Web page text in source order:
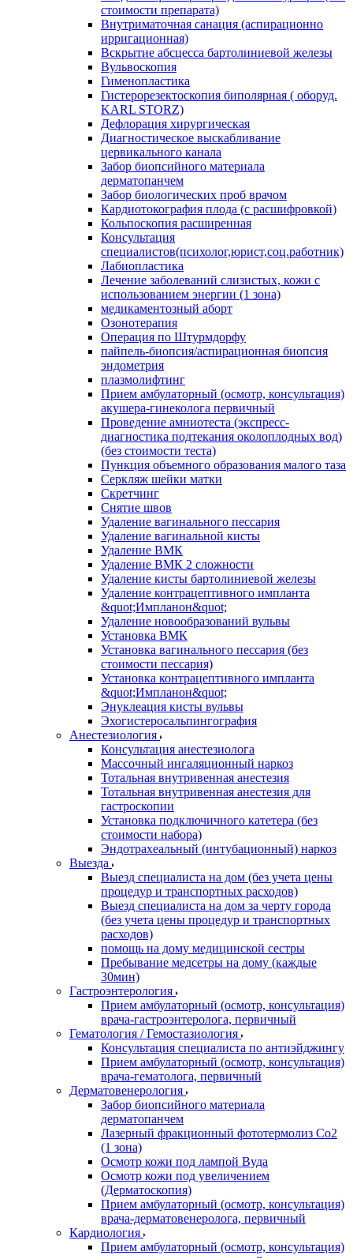
стоимости препарата)
Внутриматочная санация (аспирационно
ирригационная)
Вскрытие абсцесса бартолиниевой железы
Вульвоскопия
Гименопластика
Гистерорезектоскопия биполярная ( оборуд.
KARL STORZ)
Дефлорация хирургическая
Диагностическое выскабливание
цервикального канала
Забор биопсийного материала
дерматопанчем
Забор биологических проб врачом
Кардиотокография плода (с расшифровкой)
Кольпоскопия расширенная
Консультация
специалистов(психолог,юрист,соц.работник)
Лабиопластика
Лечение заболеваний слизистых, кожи с
использованием энергии (1 зона)
медикаментозный аборт
Озонотерапия
Операция по Штурмдорфу
пайпель-биопсия/аспирационная биопсия
эндометрия
плазмолифтинг
Прием амбулаторный (осмотр, консультация)
акушера-гинеколога первичный
Проведение амниотеста (экспресс-
диагностика подтекания околоплодных вод)
(без стоимости теста)
Пункция объемного образования малого таза
Серкляж шейки матки
Скретчинг
Снятие швов
Удаление вагинального пессария
Удаление вагинальной кисты
Удаление ВМК
Удаление ВМК 2 сложности
Удаление кисты бартолиниевой железы
Удаление контрацептивного импланта
&quot;Импланон&quot;
Удаление новообразований вульвы
Установка ВМК
Установка вагинального пессария (без
стоимости пессария)
Установка контрацептивного импланта
&quot;Импланон&quot;
Энуклеация кисты вульвы
Эхогистеросальпингография
Анестезиология
Консультация анестезиолога
Массочный ингаляционный наркоз
Тотальная внутривенная анестезия
Тотальная внутривенная анестезия для
гастроскопии
Установка подключичного катетера (без
стоимости набора)
Эндотрахеальный (интубационный) наркоз
Выезда
Выезд специалиста на дом (без учета цены
процедур и транспортных расходов)
Выезд специалиста на дом за черту города
(без учета цены процедур и транспортных
расходов)
помощь на дому медицинской сестры
Пребывание медсетры на дому (каждые
30мин)
Гастроэнтерология
Прием амбулаторный (осмотр, консультация)
врача-гастроэнтеролога, первичный
Гематология / Гемостазиология
Консультация специалиста по антиэйджингу
Прием амбулаторный (осмотр, консультация)
врача-гематолога, первичный
Дерматовенерология
Забор биопсийного материала
дерматопанчем
Лазерный фракционный фототермолиз Со2
(1 зона)
Осмотр кожи под лампой Вуда
Осмотр кожи под увеличением
(Дерматоскопия)
Прием амбулаторный (осмотр, консультация)
врача-дерматовенеролога, первичный
Кардиология
Прием амбулаторный (осмотр, консультация)